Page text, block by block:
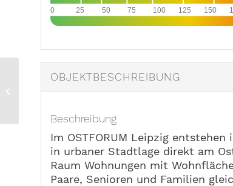
0 25 50 75 100 125 150
OBJEKT­BESCHREIBUNG
Beschreibung
Im OSTFORUM Leipzig
in urbaner Stadtlage direkt am
Raum Wohnungen mit
Paare, Senioren und Familien
I Urban wohnen im
Stadtlage...